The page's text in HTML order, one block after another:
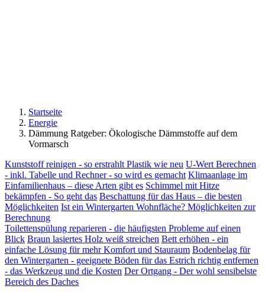
Startseite
Energie
Dämmung Ratgeber: Ökologische Dämmstoffe auf dem
Vormarsch
Kunststoff reinigen - so erstrahlt Plastik wie neu U-Wert Berechnen
- inkl. Tabelle und Rechner - so wird es gemacht Klimaanlage im
Einfamilienhaus – diese Arten gibt es Schimmel mit Hitze
bekämpfen - So geht das Beschattung für das Haus – die besten
Möglichkeiten Ist ein Wintergarten Wohnfläche? Möglichkeiten zur
Berechnung
Toilettenspülung reparieren - die häufigsten Probleme auf einen
Blick Braun lasiertes Holz weiß streichen Bett erhöhen - ein
einfache Lösung für mehr Komfort und Stauraum Bodenbelag für
den Wintergarten - geeignete Böden für das Estrich richtig entfernen
- das Werkzeug und die Kosten Der Ortgang - Der wohl sensibelste
Bereich des Daches